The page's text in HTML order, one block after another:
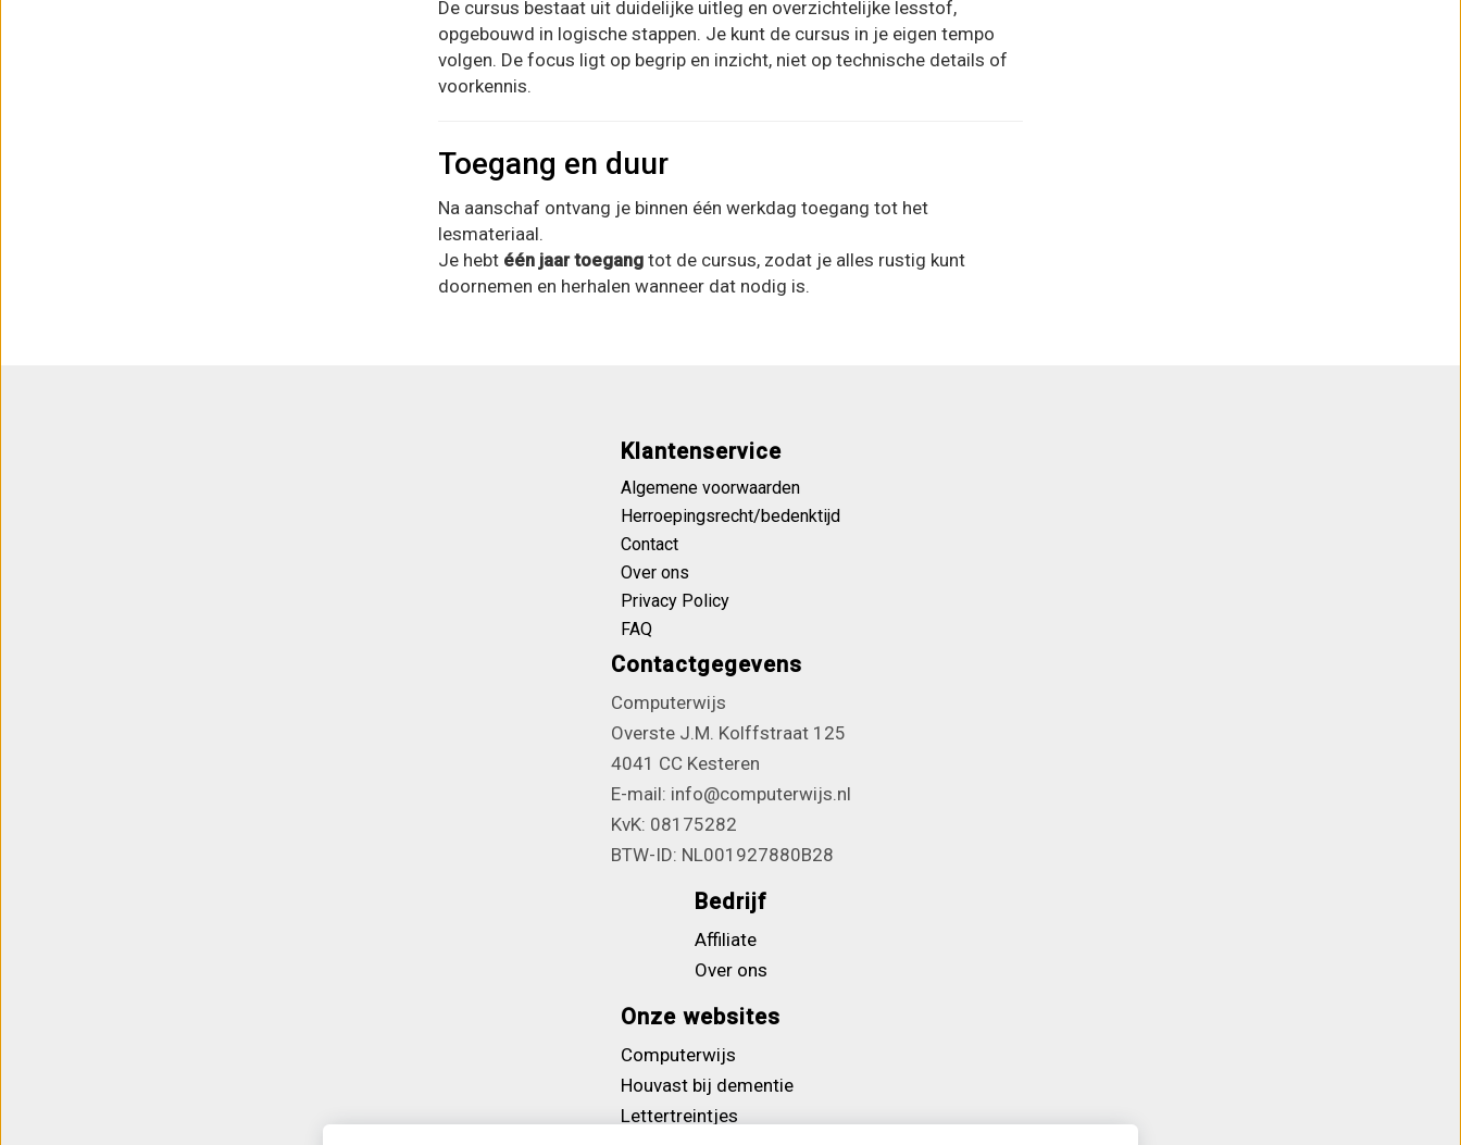
De cursus bestaat uit duidelijke uitleg en overzichtelijke lesstof,
opgebouwd in logische stappen. Je kunt de cursus in je eigen tempo
volgen. De focus ligt op begrip en inzicht, niet op technische details of
voorkennis.
Toegang en duur
Na aanschaf ontvang je binnen één werkdag toegang tot het
lesmateriaal.
Je hebt één jaar toegang tot de cursus, zodat je alles rustig kunt
doornemen en herhalen wanneer dat nodig is.
Klantenservice
Algemene voorwaarden
Herroepingsrecht/bedenktijd
Contact
Over ons
Privacy Policy
FAQ
Contactgegevens
Computerwijs
Overste J.M. Kolffstraat 125
4041 CC Kesteren
E-mail: info@computerwijs.nl
KvK: 08175282
BTW-ID: NL001927880B28
Bedrijf
Affiliate
Over ons
Onze websites
Computerwijs
Houvast bij dementie
Lettertreintjes